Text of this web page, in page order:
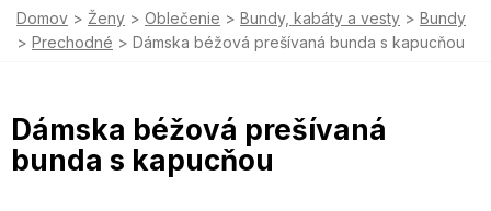
Domov Ženy Oblečenie Bundy, kabáty a vesty
Bundy
Prechodné
Dámska béžová prešívaná bunda s kapucňou
Dámska béžová prešívaná
bunda s kapucňou